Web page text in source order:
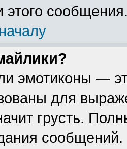
этого
эмотиконы —
для
грусть.
сообщений.